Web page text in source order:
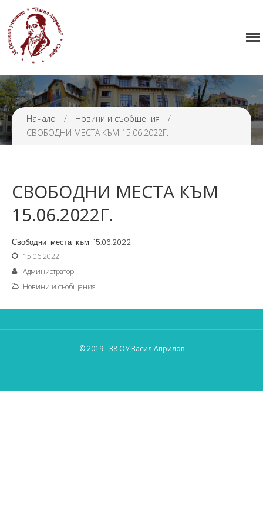
Нормативна уредба
Прием
Проекти и дейности
Седмично разписание
Начало / Новини и съобщения
/
СВОБОДНИ МЕСТА КЪМ 15.06.2022Г.
СВОБОДНИ МЕСТА КЪМ
15.06.2022Г.
Свободни-места-към-15.06.2022
15.06.2022
Администратор
Новини и съобщения
© 2019 - 38 ОУ Васил Априлов